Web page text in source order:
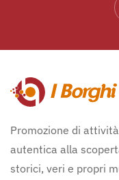
Promozione di
autentica alla
storici, veri e propri